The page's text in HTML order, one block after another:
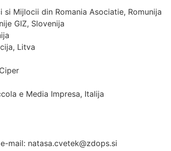
Mijlocii din Romania Asociatie, Romunija
GIZ, Slovenija
Litva
e Media Impresa, Italija
mail: natasa.cvetek@zdops.si